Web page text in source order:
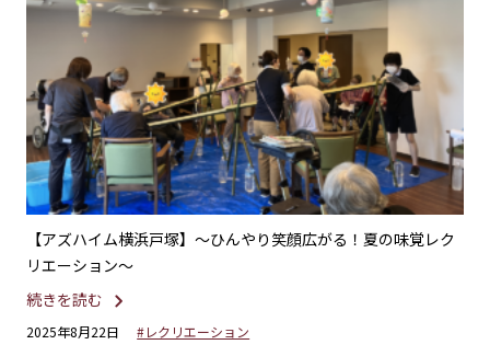
【アズハイム横浜戸塚】〜ひんやり笑顔広がる！夏の味覚レク
リエーション～
続きを読む
2025年8月22日 #レクリエーション